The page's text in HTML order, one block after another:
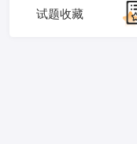
试题收藏